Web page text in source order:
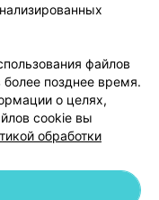
103.by
cookie
данных
файлов
более позднее время.
о целях,
cookie вы
обработки